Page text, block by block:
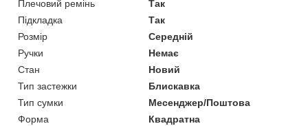
Плечовий ремінь
Так
Підкладка
Так
Розмір
Середній
Ручки
Немає
Стан
Новий
Тип застежки
Блискавка
Тип сумки
Месенджер/Поштова
Форма
Квадратна